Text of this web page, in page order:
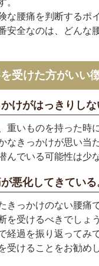
。
な腰痛を判断するポ
安全なのは、どんな
受けた方がいい
けがはっきりしな
重いものを持った時
なきっかけが思い当
んでいる可能性は少
悪化してきている
きっかけのない腰痛
を受けるべきでしょう
経過を振り返ってみ
受けることをお勧め